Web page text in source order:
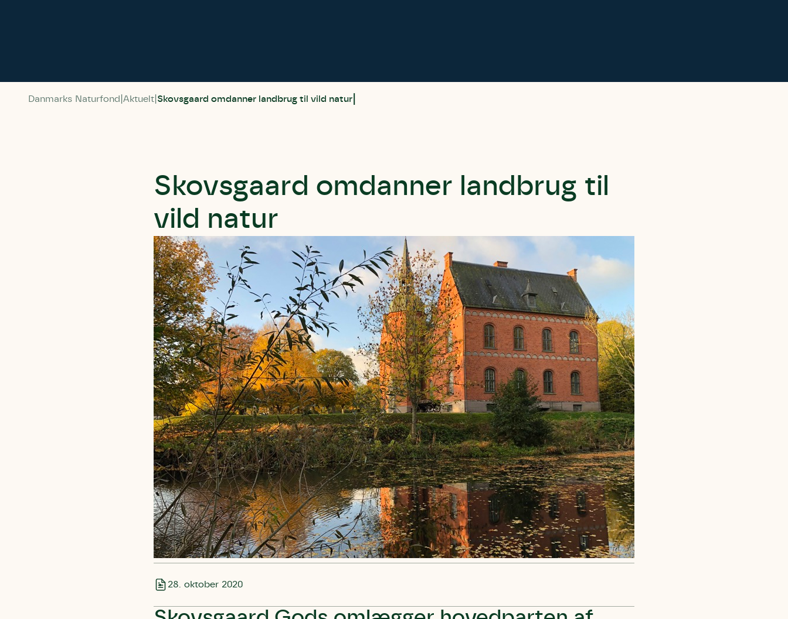
Danmarks Naturfond Aktuelt Skovsgaard omdanner landbrug til vild natur
Skovsgaard omdanner landbrug til
vild natur
28. oktober 2020